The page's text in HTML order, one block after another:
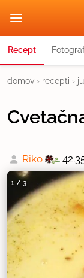
Recept
domov › recepti ›
Riko
1 / 3